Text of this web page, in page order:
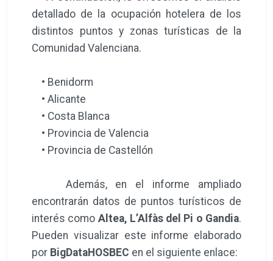
detallado de la ocupación hotelera de los
distintos puntos y zonas turísticas de la
Comunidad Valenciana.
• Benidorm
• Alicante
• Costa Blanca
• Provincia de Valencia
• Provincia de Castellón
Además, en el informe ampliado
encontrarán datos de puntos turísticos de
interés como Altea, L’Alfàs del Pi o Gandia.
Pueden visualizar este informe elaborado
por BigDataHOSBEC en el siguiente enlace: